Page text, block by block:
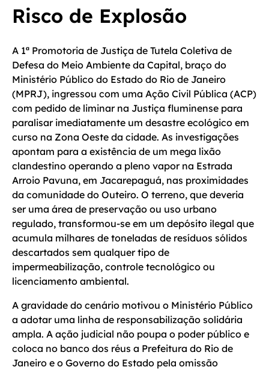
Risco de Explosão
A 1ª Promotoria de Justiça de Tutela Coletiva de
Defesa do Meio Ambiente da Capital, braço do
Ministério Público do Estado do Rio de Janeiro
(MPRJ), ingressou com uma Ação Civil Pública (ACP)
com pedido de liminar na Justiça fluminense para
paralisar imediatamente um desastre ecológico em
curso na Zona Oeste da cidade. As investigações
apontam para a existência de um mega lixão
clandestino operando a pleno vapor na Estrada
Arroio Pavuna, em Jacarepaguá, nas proximidades
da comunidade do Outeiro. O terreno, que deveria
ser uma área de preservação ou uso urbano
regulado, transformou-se em um depósito ilegal que
acumula milhares de toneladas de resíduos sólidos
descartados sem qualquer tipo de
impermeabilização, controle tecnológico ou
licenciamento ambiental.
A gravidade do cenário motivou o Ministério Público
a adotar uma linha de responsabilização solidária
ampla. A ação judicial não poupa o poder público e
coloca no banco dos réus a Prefeitura do Rio de
Janeiro e o Governo do Estado pela omissão